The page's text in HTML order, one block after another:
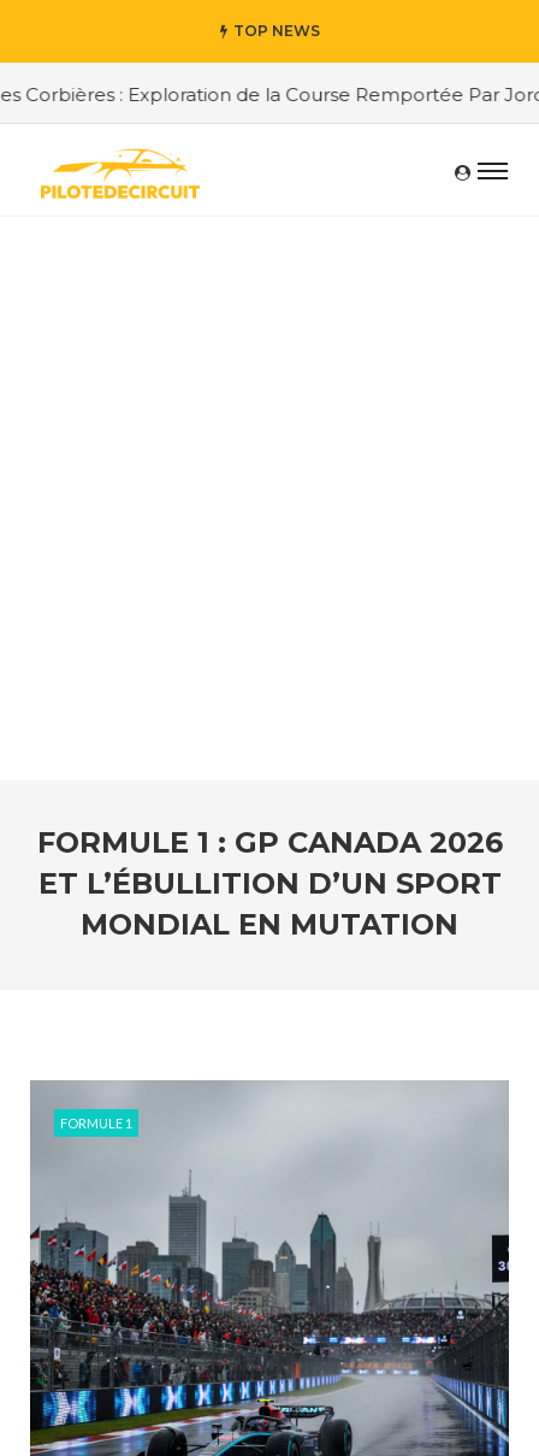
TOP NEWS
: Exploration de la Course Remportée Par Jordan
FORMULE 1 : GP CANADA 2026
ET L’ÉBULLITION D’UN SPORT
MONDIAL EN MUTATION
FORMULE 1